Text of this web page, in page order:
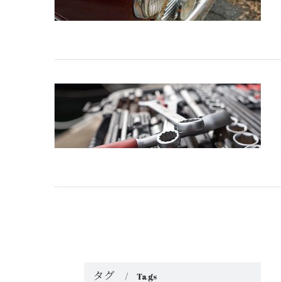
タグ Tags